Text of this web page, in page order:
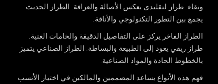
ونقاء. طراز لتقليدي يعكس الأصالة والعراقة. الطراز الحديث
يجمع بين التطور التكنولوجي والأناقة.
الطراز الفاخر يركز على التفاصيل الدقيقة والخامات الغنية.
طراز ريفي يعود إلى الطبيعة والبساطة. الطراز الصناعي يتميز
بالخطوط الحادة والمواد الصناعية.
فهم هذه الأنواع يساعد المصممين والمالكين في اختيار الأنسب